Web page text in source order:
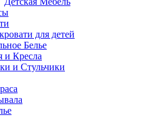
для детей
Белье
и Кресла
и Стульчики